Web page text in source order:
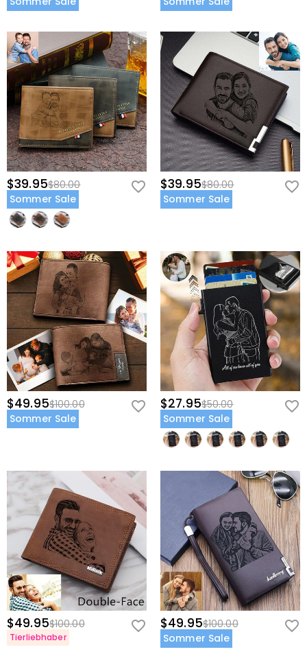
$39.95$80.00
Sommer Sale
$39.95$80.00
Sommer Sale
$49.95$100.00
Sommer Sale
$27.95$50.00
Sommer Sale
$49.95$100.00
Tierliebhaber
$49.95$100.00
Sommer Sale